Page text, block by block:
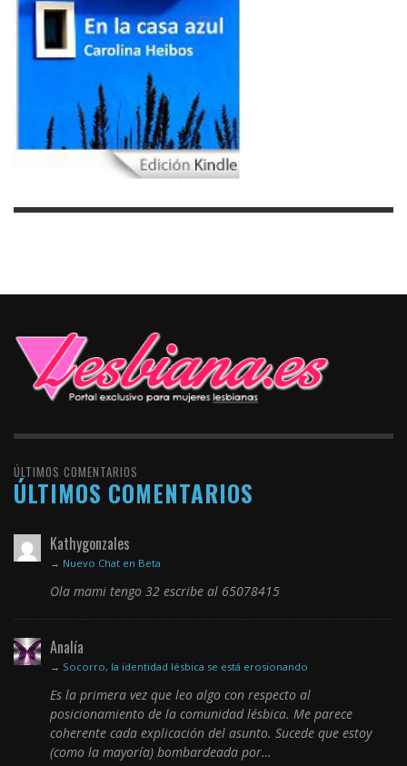
ÚLTIMOS COMENTARIOS
ÚLTIMOS COMENTARIOS
Kathygonzales
→ Nuevo Chat en Beta
Ola mami tengo 32 escribe al 65078415
Analía
→ Socorro, la identidad lésbica se está erosionando
Es la primera vez que leo algo con respecto al
posicionamiento de la comunidad lésbica. Me parece
coherente cada explicación del asunto. Sucede que estoy
(como la mayoría) bombardeada por…